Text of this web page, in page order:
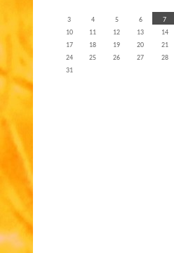
3
4 5 6 7
10
11 12 13 14
17
18 19 20 21
24
25 26 27 28
31